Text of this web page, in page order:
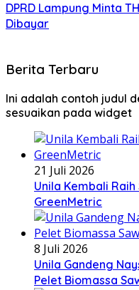
DPRD Lampung Minta
Dibayar
Berita Terbaru
Ini adalah contoh judul
sesuaikan pada widget
21 Juli 2026
Unila Kembali
GreenMetric
8 Juli 2026
Unila Gandeng
Pelet Biomassa